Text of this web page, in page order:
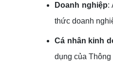
Doanh nghiệp:
thức doanh
Cá nhân kinh
dụng của Thông